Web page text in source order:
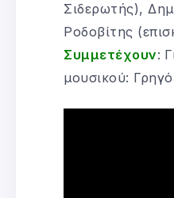
Σιδερωτής),
Ροδοβίτης
Συμμετέχουν:
μουσικού: